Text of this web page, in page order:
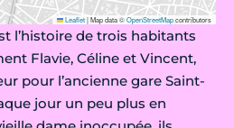
Leaflet|Map data ©OpenStreetMapcontributors
l’histoire de trois habitants
Flavie, Céline et Vincent,
pour l’ancienne gare Saint-
jour un peu plus en